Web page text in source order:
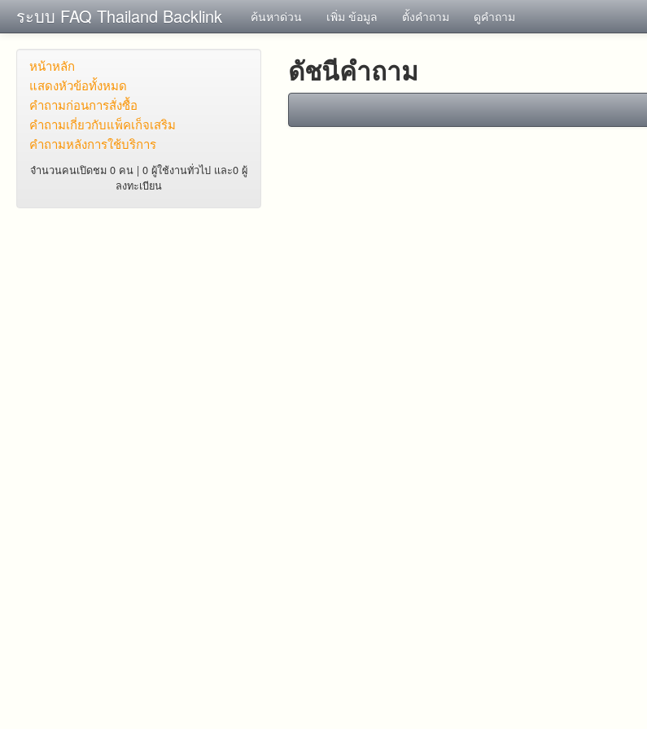
ระบบ FAQ Thailand Backlink ค้นหาด่วน เพิ่ม ข้อมูล ตั้งคำถาม ดูคำถาม
หน้าหลัก
แสดงหัวข้อทั้งหมด
คำถาม​ก่อน​การ​สั่งซื้อ​
คำถาม​เกี่ยว​กับ​แพ็คเก็จ​เสริม
คำถามหลังการใช้บริการ
จำนวนคนเปิดชม 0 คน | 0 ผู้ใช้งานทั่วไป และ0 ผู้
ลงทะเบียน
ดัชนีคำถาม